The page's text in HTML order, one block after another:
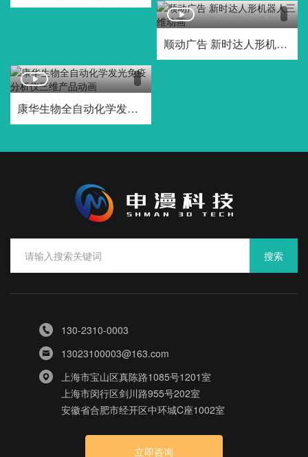
顺动广告 新时达人形机器人三维动画
康华生物全自动化学发光免疫分析仪三维产品动画
搜索
130-2310-0003
13023100003@163.com
上海市宝山区真陈路1085号1201室
上海市闵行区剑川路955号202室
安徽省合肥市经开区中环城C座1002室
立即咨询